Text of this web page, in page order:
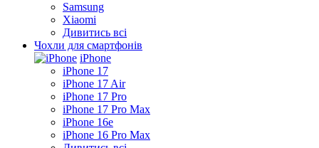
Samsung
Xiaomi
Дивитись всі
Чохли для смартфонів
iPhone
iPhone 17
iPhone 17 Air
iPhone 17 Pro
iPhone 17 Pro Max
iPhone 16e
iPhone 16 Pro Max